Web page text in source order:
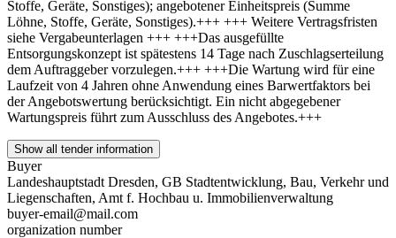
Stoffe, Geräte, Sonstiges); angebotener Einheitspreis (Summe
Löhne, Stoffe, Geräte, Sonstiges).+++ +++ Weitere Vertragsfristen
siehe Vergabeunterlagen +++ +++Das ausgefüllte
Entsorgungskonzept ist spätestens 14 Tage nach Zuschlagserteilung
dem Auftraggeber vorzulegen.+++ +++Die Wartung wird für eine
Laufzeit von 4 Jahren ohne Anwendung eines Barwertfaktors bei
der Angebotswertung berücksichtigt. Ein nicht abgegebener
Wartungspreis führt zum Ausschluss des Angebotes.+++
Show all tender information
Buyer
Landeshauptstadt Dresden, GB Stadtentwicklung, Bau, Verkehr und
Liegenschaften, Amt f. Hochbau u. Immobilienverwaltung
buyer-email@mail.com
organization number